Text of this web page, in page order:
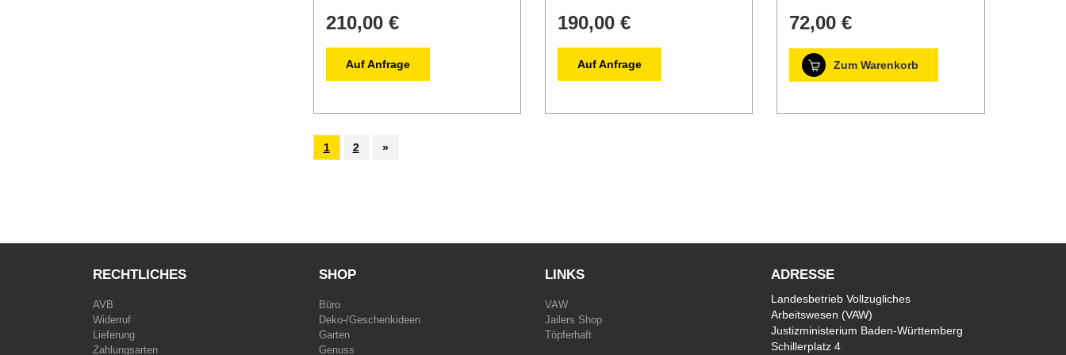
210,00 €
Auf Anfrage
190,00 €
Auf Anfrage
72,00 €
Zum Warenkorb
1 2 »
RECHTLICHES
AVB
Widerruf
Lieferung
Zahlungsarten
SHOP
Büro
Deko-/Geschenkideen
Garten
Genuss
LINKS
VAW
Jailers Shop
Töpferhaft
ADRESSE
Landesbetrieb Vollzugliches
Arbeitswesen (VAW)
Justizministerium Baden-Württemberg
Schillerplatz 4